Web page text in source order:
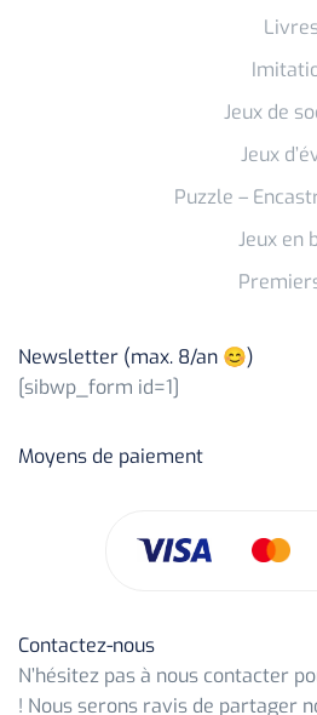
Livres
Jeux de
Jeux
Puzzle –
Jeux en
Newsletter (max. 8/an 😊)
[sibwp_form id=1]
Moyens de paiement
Contactez-nous
N’hésitez pas à nous contacter
! Nous serons ravis de partager